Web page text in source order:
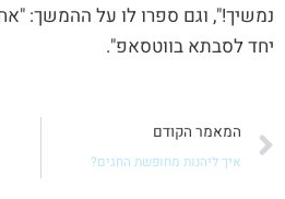
נמשיך!", וגם ספרו לו על ההמשך:
יחד לסבתא בווטסאפ".
קודם
המאמר הקודם
איך ליהנות מחופשת החגים?